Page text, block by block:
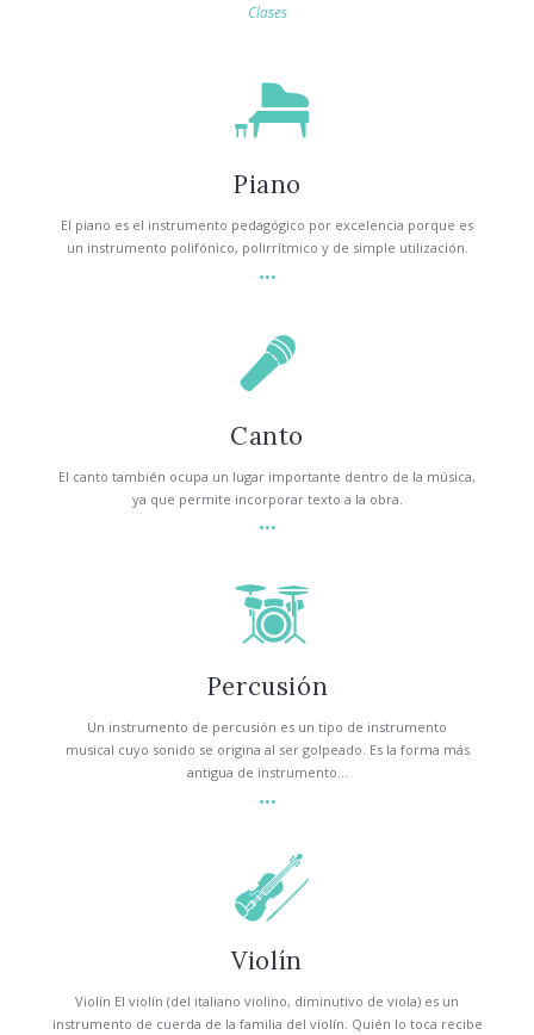
Clases
Piano
El piano es el instrumento pedagógico por excelencia porque es
un instrumento polifónico, polirrítmico y de simple utilización.
Canto
El canto también ocupa un lugar importante dentro de la música,
ya que permite incorporar texto a la obra.
Percusión
Un instrumento de percusión es un tipo de instrumento
musical cuyo sonido se origina al ser golpeado. Es la forma más
antigua de instrumento...
Violín
Violín El violín (del italiano violino, diminutivo de viola) es un
instrumento de cuerda de la familia del violín. Quién lo toca recibe